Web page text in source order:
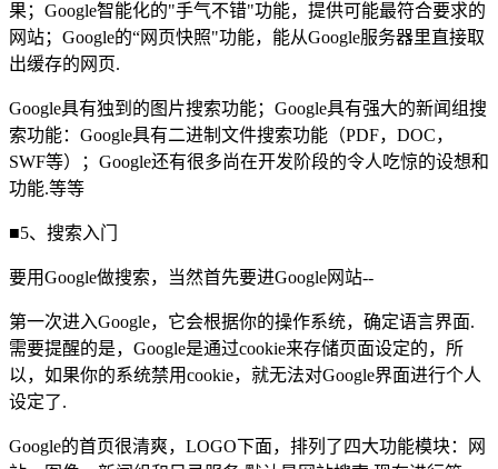
果；Google智能化的"手气不错"功能，提供可能最符合要求的
网站；Google的“网页快照"功能，能从Google服务器里直接取
出缓存的网页.
Google具有独到的图片搜索功能；Google具有强大的新闻组搜
索功能：Google具有二进制文件搜索功能（PDF，DOC，
SWF等）；Google还有很多尚在开发阶段的令人吃惊的设想和
功能.等等
■5、搜索入门
要用Google做搜索，当然首先要进Google网站--
第一次进入Google，它会根据你的操作系统，确定语言界面.
需要提醒的是，Google是通过cookie来存储页面设定的，所
以，如果你的系统禁用cookie，就无法对Google界面进行个人
设定了.
Google的首页很清爽，LOGO下面，排列了四大功能模块：网